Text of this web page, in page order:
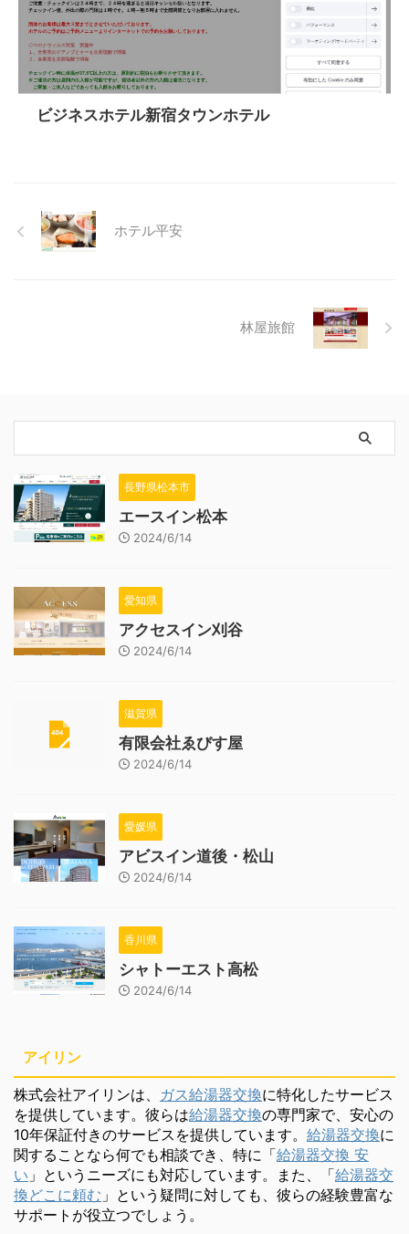
ビジネスホテル新宿タウンホテル
ホテル平安
林屋旅館
長野県松本市
エースイン松本
2024/6/14
愛知県
アクセスイン刈谷
2024/6/14
滋賀県
有限会社ゑびす屋
2024/6/14
愛媛県
アビスイン道後・松山
2024/6/14
香川県
シャトーエスト高松
2024/6/14
アイリン
株式会社アイリンは、 ガス給湯器交換に特化したサービス
を提供しています。彼らは給湯器交換の専門家で、安心の
10年保証付きのサービスを提供しています。 給湯器交換に
関することなら何でも相談でき、特に「給湯器交換 安
い 」というニーズにも対応しています。また、「給湯器交
換どこに頼む 」という疑問に対しても、彼らの経験豊富な
サポートが役立つでしょう。